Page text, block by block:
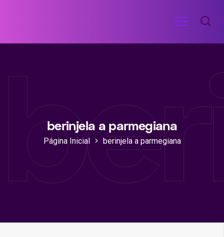
conteúdo
RECEITAS
ACADEMIA
Menu
berinjela a parmegiana
Página Inicial berinjela a parmegiana